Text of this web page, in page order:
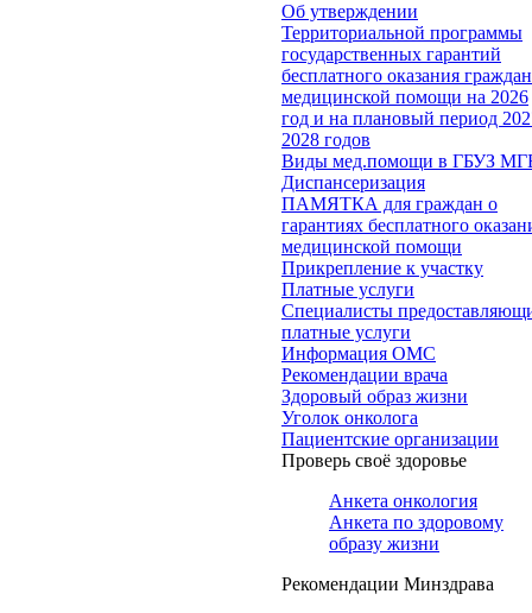
Об утверждении
Территориальной программы
государственных гарантий
бесплатного оказания
медицинской помощи на 2026
год и на плановый период
2028 годов
Виды мед.помощи в ГБУЗ
Диспансеризация
ПАМЯТКА для граждан о
гарантиях бесплатного
медицинской помощи
Прикрепление к участку
Платные услуги
Специалисты
платные услуги
Информация ОМС
Рекомендации врача
Здоровый образ жизни
Уголок онколога
Пациентские организации
Проверь своё здоровье
Анкета онкология
Анкета по здоровому
образу жизни
Рекомендации Минздрава